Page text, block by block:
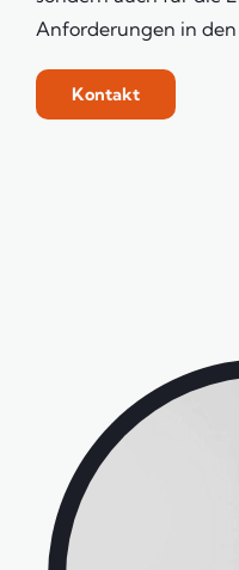
Anforderungen in
Kontakt